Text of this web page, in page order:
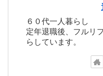
６０代一人暮らし
定年退職後、フルリ
らしています。